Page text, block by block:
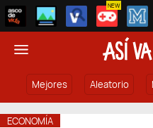
NEW
Mejores Aleatorio
ECONOMÍA